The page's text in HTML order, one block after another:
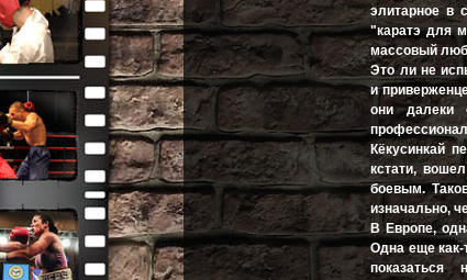
элитарное в
"каратэ для
массовый
Это ли не
и
они далеки
Кёкусинкай
кстати,
боевым.
изначально,
В Европе,
Одна еще как-
показаться